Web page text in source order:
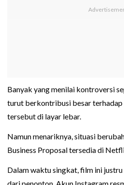
Banyak yang menilai kontroversi
turut berkontribusi besar
tersebut di layar lebar.
Namun menariknya, situasi
Business Proposal tersedia di
Dalam waktu singkat, film ini
dari penonton. Akun Instagram